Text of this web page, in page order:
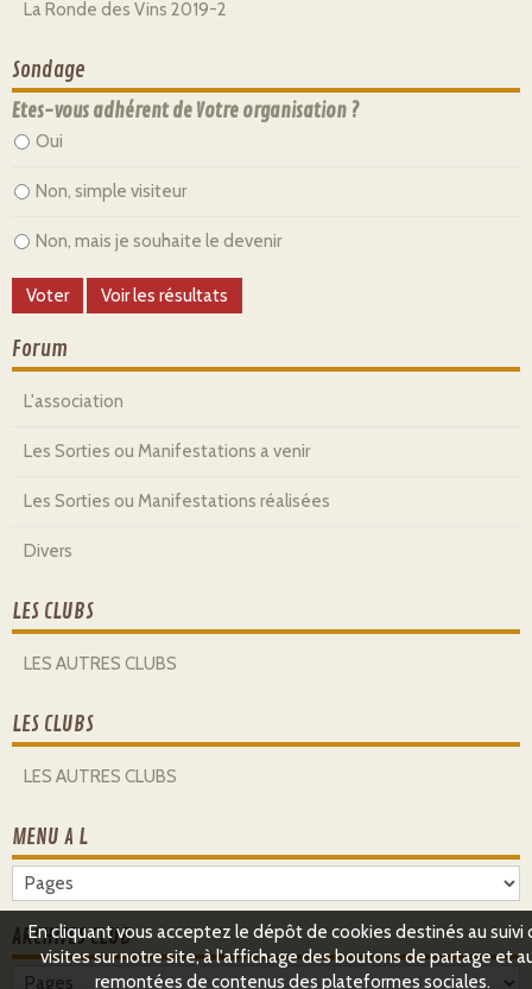
La Ronde des Vins 2019-2
Sondage
Etes-vous adhérent de Votre organisation ?
Oui
Non, simple visiteur
Non, mais je souhaite le devenir
Forum
L'association
Les Sorties ou Manifestations a venir
Les Sorties ou Manifestations réalisées
Divers
LES CLUBS
LES AUTRES CLUBS
LES CLUBS
LES AUTRES CLUBS
MENU A L
ARCHIVES CLUB
En cliquant vous acceptez le dépôt de cookies destinés au suivi
visites sur notre site, à l'affichage des boutons de partage et
remontées de contenus des plateformes sociales.